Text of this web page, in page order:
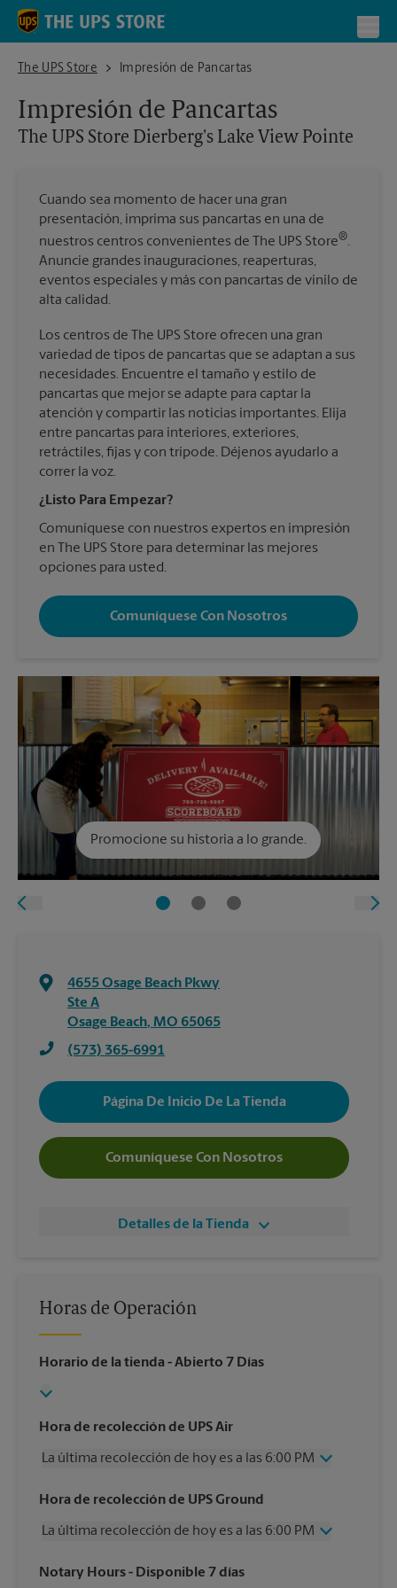
Skip to content
Return to Nav
The UPS Store
The UPS Store Dierberg's Lake View Pointe
Impresión de Pancartas
Impresión de Pancartas
The UPS Store Dierberg's Lake View Pointe
Cuando sea momento de hacer una gran
presentación, imprima sus pancartas en una de
nuestros centros convenientes de The UPS Store®.
Anuncie grandes inauguraciones, reaperturas,
eventos especiales y más con pancartas de vinilo de
alta calidad.
Los centros de The UPS Store ofrecen una gran
variedad de tipos de pancartas que se adaptan a sus
necesidades. Encuentre el tamaño y estilo de
pancartas que mejor se adapte para captar la
atención y compartir las noticias importantes. Elija
entre pancartas para interiores, exteriores,
retráctiles, fijas y con trípode. Déjenos ayudarlo a
correr la voz.
¿Listo Para Empezar?
Comuníquese con nuestros expertos en impresión
en The UPS Store para determinar las mejores
opciones para usted.
Comuníquese Con Nosotros
Promocione su historia a lo grande.
4655 Osage Beach Pkwy
Ste A
Osage Beach, MO 65065
(573) 365-6991
Página De Inicio De La Tienda
Comuníquese Con Nosotros
Detalles de la Tienda
Horas de Operación
Horario de la tienda - Abierto 7 Días
Hora de recolección de UPS Air
La última recolección de hoy es a las 6:00 PM
Miércoles
6:00 PM
Viernes
6:00 PM
Domingo
Sin Recolección
Hora de recolección de UPS Ground
La última recolección de hoy es a las 6:00 PM
Miércoles
6:00 PM
Notary Hours- Disponible 7 días